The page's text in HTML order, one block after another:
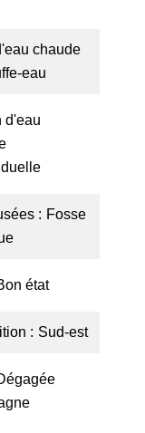
chaude
eau
d'eau
Fosse
état
Sud-est